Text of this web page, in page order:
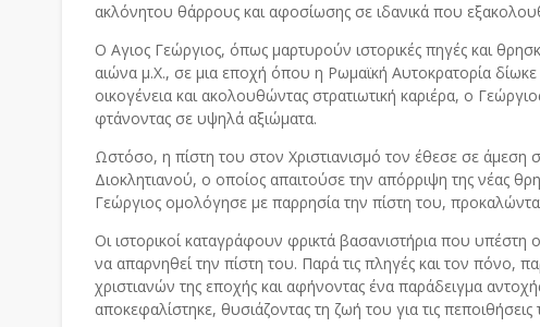
ακλόνητου θάρρους και αφοσίωσης σε ιδανικά που
Ο Αγιος Γεώργιος, όπως μαρτυρούν ιστορικές πηγές και
αιώνα μ.Χ., σε μια εποχή όπου η Ρωμαϊκή Αυτοκρατορία
οικογένεια και ακολουθώντας στρατιωτική καριέρα, ο
φτάνοντας σε υψηλά αξιώματα.
Ωστόσο, η πίστη του στον Χριστιανισμό τον έθεσε σε άμεση
Διοκλητιανού, ο οποίος απαιτούσε την απόρριψη της νέας
Γεώργιος ομολόγησε με παρρησία την πίστη του,
Οι ιστορικοί καταγράφουν φρικτά βασανιστήρια που
να απαρνηθεί την πίστη του. Παρά τις πληγές και τον πόνο,
χριστιανών της εποχής και αφήνοντας ένα παράδειγμα
αποκεφαλίστηκε, θυσιάζοντας τη ζωή του για τις πεποιθήσεις